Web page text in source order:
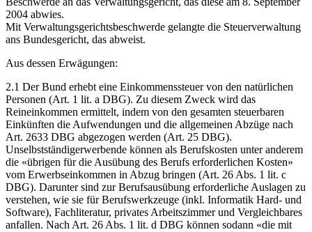
2004 abwies.
Mit Verwaltungsgerichtsbeschwerde gelangte die Steuerverwaltung
ans Bundesgericht, das abweist.
Aus dessen Erwägungen:
2.1 Der Bund erhebt eine Einkommenssteuer von den natürlichen
Personen (Art. 1 lit. a DBG). Zu diesem Zweck wird das
Reineinkommen ermittelt, indem von den gesamten steuerbaren
Einkünften die Aufwendungen und die allgemeinen Abzüge nach
Art. 2633 DBG abgezogen werden (Art. 25 DBG).
Unselbstständigerwerbende können als Berufskosten unter anderem
die «übrigen für die Ausübung des Berufs erforderlichen Kosten»
vom Erwerbseinkommen in Abzug bringen (Art. 26 Abs. 1 lit. c
DBG). Darunter sind zur Berufsausübung erforderliche Auslagen zu
verstehen, wie sie für Berufswerkzeuge (inkl. Informatik Hard- und
Software), Fachliteratur, privates Arbeitszimmer und Vergleichbares
anfallen. Nach Art. 26 Abs. 1 lit. d DBG können sodann «die mit